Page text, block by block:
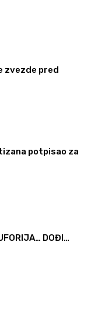
zvezde pred
potpisao za
DOĐI…